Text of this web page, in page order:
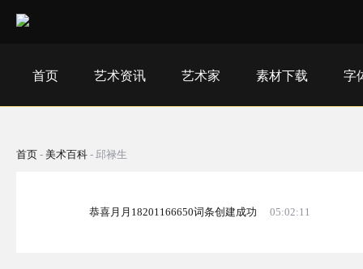
首页 艺术资讯 艺术家 素材下载 字
首页 - 美术百科 - 邱禄生
恭喜月月18201166650词条创建成功 05:02:11